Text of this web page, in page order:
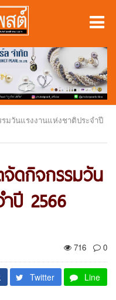
มวันแรงงานแห่งชาติประจำปี
ดกิจกรรมวัน
ำปี 2566
716
0
Twitter Line